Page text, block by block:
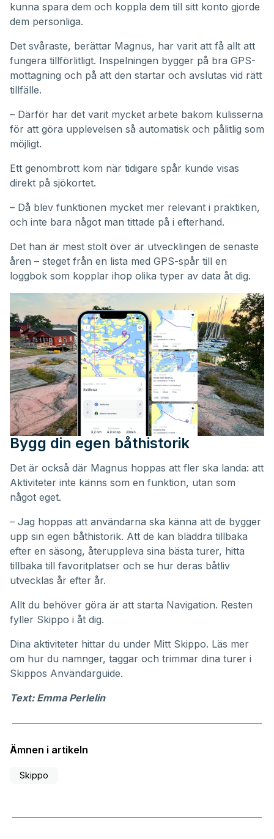
kunna spara dem och koppla dem till sitt konto gjorde
dem personliga.
Det svåraste, berättar Magnus, har varit att få allt att
fungera tillförlitligt. Inspelningen bygger på bra GPS-
mottagning och på att den startar och avslutas vid rätt
tillfälle.
– Därför har det varit mycket arbete bakom kulisserna
för att göra upplevelsen så automatisk och pålitlig som
möjligt.
Ett genombrott kom när tidigare spår kunde visas
direkt på sjökortet.
– Då blev funktionen mycket mer relevant i praktiken,
och inte bara något man tittade på i efterhand.
Det han är mest stolt över är utvecklingen de senaste
åren – steget från en lista med GPS-spår till en
loggbok som kopplar ihop olika typer av data åt dig.
Bygg din egen båthistorik
Det är också där Magnus hoppas att fler ska landa: att
Aktiviteter inte känns som en funktion, utan som
något eget.
– Jag hoppas att användarna ska känna att de bygger
upp sin egen båthistorik. Att de kan bläddra tillbaka
efter en säsong, återuppleva sina bästa turer, hitta
tillbaka till favoritplatser och se hur deras båtliv
utvecklas år efter år.
Allt du behöver göra är att starta Navigation. Resten
fyller Skippo i åt dig.
Dina aktiviteter hittar du under Mitt Skippo. Läs mer
om hur du namnger, taggar och trimmar dina turer i
Skippos Användarguide.
Text: Emma Perlelin
Ämnen i artikeln
Skippo